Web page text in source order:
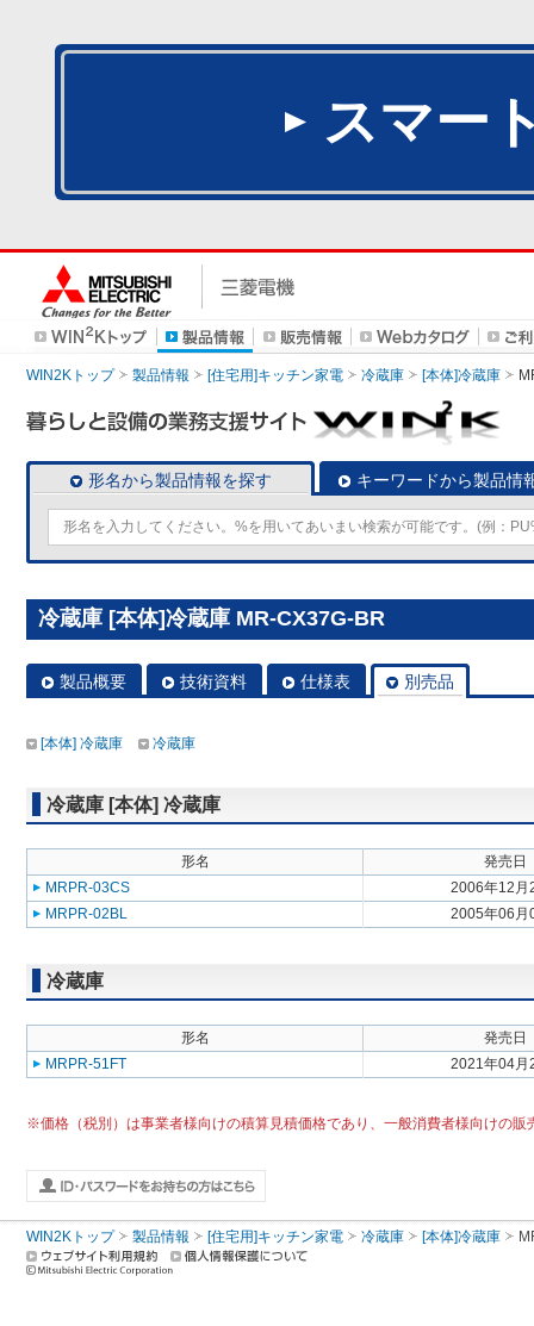
スマー
WIN2Kトップ 製品情報 [住宅用]キッチン家電 冷蔵庫 [本体]冷蔵庫
形名から製品情報を探す キーワードから製品情
冷蔵庫 [本体]冷蔵庫 MR-CX37G-BR
製品概要 技術資料 仕様表 別売品
[本体] 冷蔵庫 冷蔵庫
冷蔵庫 [本体] 冷蔵庫
形名
発売日
MRPR-03CS
2006年12月
MRPR-02BL
2005年06月
冷蔵庫
形名
発売日
MRPR-51FT
2021年04月
※価格（税別）は事業者様向けの積算見積価格であり、一般消費者様向けの販
WIN2Kトップ 製品情報 [住宅用]キッチン家電 冷蔵庫 [本体]冷蔵庫